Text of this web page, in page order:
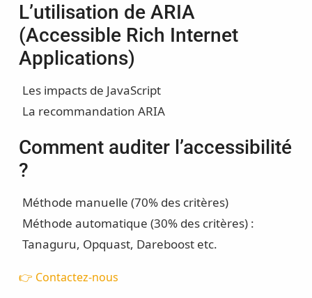
L’utilisation de ARIA
(Accessible Rich Internet
Applications)
Les impacts de JavaScript
La recommandation ARIA
Comment auditer l’accessibilité
?
Méthode manuelle (70% des critères)
Méthode automatique (30% des critères) :
Tanaguru, Opquast, Dareboost etc.
👉 Contactez-nous